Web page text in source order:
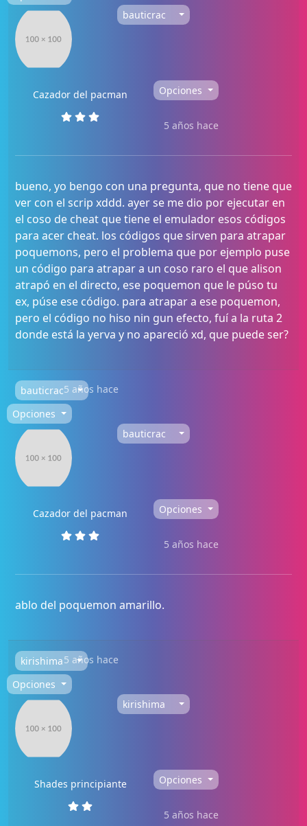
bauticrac
Cazador del pacman Opciones
5 años hace
bueno, yo bengo con una pregunta, que no tiene que
ver con el scrip xddd. ayer se me dio por ejecutar en
el coso de cheat que tiene el emulador esos códigos
para acer cheat. los códigos que sirven para atrapar
poquemons, pero el problema que por ejemplo puse
un código para atrapar a un coso raro el que alison
atrapó en el directo, ese poquemon que le púso tu
ex, púse ese código. para atrapar a ese poquemon,
pero el código no hiso nin gun efecto, fuí a la ruta 2
donde está la yerva y no apareció xd, que puede ser?
bauticrac5 años hace
Opciones
bauticrac
Cazador del pacman Opciones
5 años hace
ablo del poquemon amarillo.
kirishima5 años hace
Opciones
kirishima
Shades principiante Opciones
5 años hace